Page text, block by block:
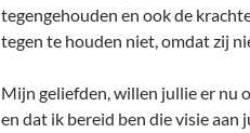
tegengehouden en ook de
tegen te houden niet, omdat zij
Mijn geliefden, willen jullie er nu
en dat ik bereid ben die visie aan